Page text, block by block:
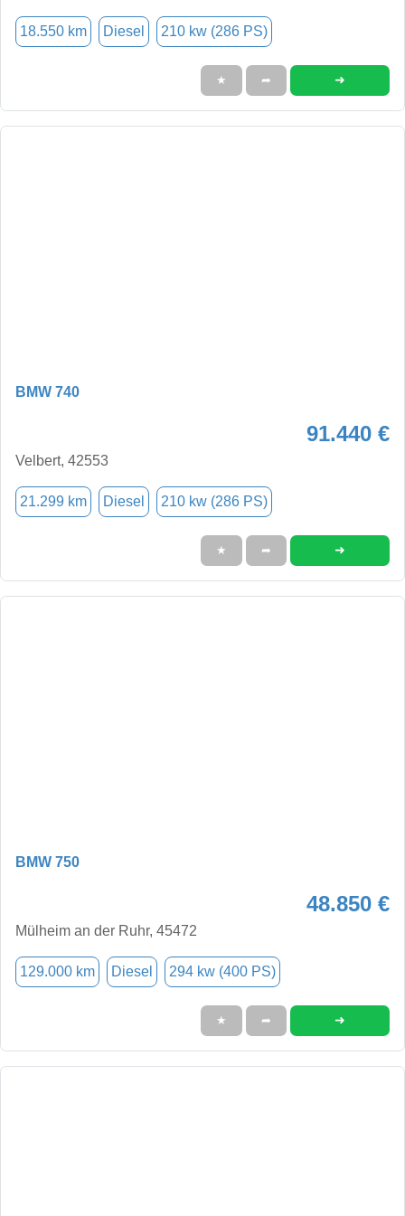
18.550 km Diesel 210 kw (286 PS)
★ ➦ ➜
BMW 740
91.440 €
Velbert, 42553
21.299 km Diesel 210 kw (286 PS)
★ ➦ ➜
BMW 750
48.850 €
Mülheim an der Ruhr, 45472
129.000 km Diesel 294 kw (400 PS)
★ ➦ ➜